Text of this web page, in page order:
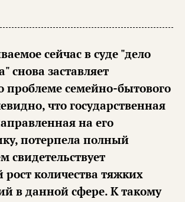
снова заставляет
проблеме семейно-бытового
что государственная
на его
потерпела полный
свидетельствует
количества тяжких
в данной сфере. К такому